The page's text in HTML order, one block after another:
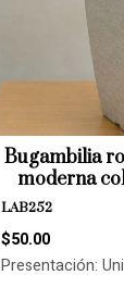
Bugambilia
moderna
LAB252
$50.00
Presentación: